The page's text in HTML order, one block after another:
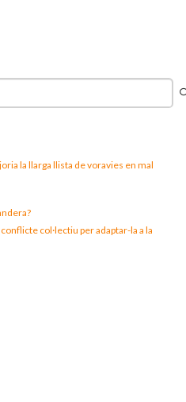
la llarga llista de voravies en mal
col·lectiu per adaptar-la a la